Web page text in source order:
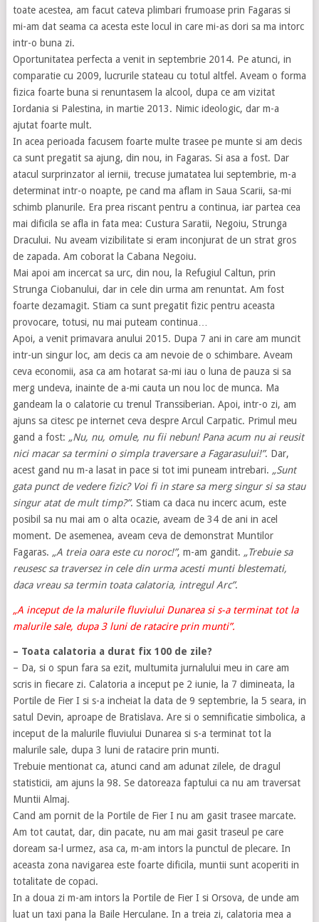
toate acestea, am facut cateva plimbari frumoase prin Fagaras si
mi-am dat seama ca acesta este locul in care mi-as dori sa ma intorc
intr-o buna zi.
Oportunitatea perfecta a venit in septembrie 2014. Pe atunci, in
comparatie cu 2009, lucrurile stateau cu totul altfel. Aveam o forma
fizica foarte buna si renuntasem la alcool, dupa ce am vizitat
Iordania si Palestina, in martie 2013. Nimic ideologic, dar m-a
ajutat foarte mult.
In acea perioada facusem foarte multe trasee pe munte si am decis
ca sunt pregatit sa ajung, din nou, in Fagaras. Si asa a fost. Dar
atacul surprinzator al iernii, trecuse jumatatea lui septembrie, m-a
determinat intr-o noapte, pe cand ma aflam in Saua Scarii, sa-mi
schimb planurile. Era prea riscant pentru a continua, iar partea cea
mai dificila se afla in fata mea: Custura Saratii, Negoiu, Strunga
Dracului. Nu aveam vizibilitate si eram inconjurat de un strat gros
de zapada. Am coborat la Cabana Negoiu.
Mai apoi am incercat sa urc, din nou, la Refugiul Caltun, prin
Strunga Ciobanului, dar in cele din urma am renuntat. Am fost
foarte dezamagit. Stiam ca sunt pregatit fizic pentru aceasta
provocare, totusi, nu mai puteam continua…
Apoi, a venit primavara anului 2015. Dupa 7 ani in care am muncit
intr-un singur loc, am decis ca am nevoie de o schimbare. Aveam
ceva economii, asa ca am hotarat sa-mi iau o luna de pauza si sa
merg undeva, inainte de a-mi cauta un nou loc de munca. Ma
gandeam la o calatorie cu trenul Transsiberian. Apoi, intr-o zi, am
ajuns sa citesc pe internet ceva despre Arcul Carpatic. Primul meu
gand a fost: „Nu, nu, omule, nu fii nebun! Pana acum nu ai reusit
nici macar sa termini o simpla traversare a Fagarasului!”. Dar,
acest gand nu m-a lasat in pace si tot imi puneam intrebari. „Sunt
gata punct de vedere fizic? Voi fi in stare sa merg singur si sa stau
singur atat de mult timp?”. Stiam ca daca nu incerc acum, este
posibil sa nu mai am o alta ocazie, aveam de 34 de ani in acel
moment. De asemenea, aveam ceva de demonstrat Muntilor
Fagaras. „A treia oara este cu noroc!”, m-am gandit. „Trebuie sa
reusesc sa traversez in cele din urma acesti munti blestemati,
daca vreau sa termin toata calatoria, intregul Arc”.
„A inceput de la malurile fluviului Dunarea si s-a terminat tot la
malurile sale, dupa 3 luni de ratacire prin munti”.
– Toata calatoria a durat fix 100 de zile?
– Da, si o spun fara sa ezit, multumita jurnalului meu in care am
scris in fiecare zi. Calatoria a inceput pe 2 iunie, la 7 dimineata, la
Portile de Fier I si s-a incheiat la data de 9 septembrie, la 5 seara, in
satul Devin, aproape de Bratislava. Are si o semnificatie simbolica, a
inceput de la malurile fluviului Dunarea si s-a terminat tot la
malurile sale, dupa 3 luni de ratacire prin munti.
Trebuie mentionat ca, atunci cand am adunat zilele, de dragul
statisticii, am ajuns la 98. Se datoreaza faptului ca nu am traversat
Muntii Almaj.
Cand am pornit de la Portile de Fier I nu am gasit trasee marcate.
Am tot cautat, dar, din pacate, nu am mai gasit traseul pe care
doream sa-l urmez, asa ca, m-am intors la punctul de plecare. In
aceasta zona navigarea este foarte dificila, muntii sunt acoperiti in
totalitate de copaci.
In a doua zi m-am intors la Portile de Fier I si Orsova, de unde am
luat un taxi pana la Baile Herculane. In a treia zi, calatoria mea a